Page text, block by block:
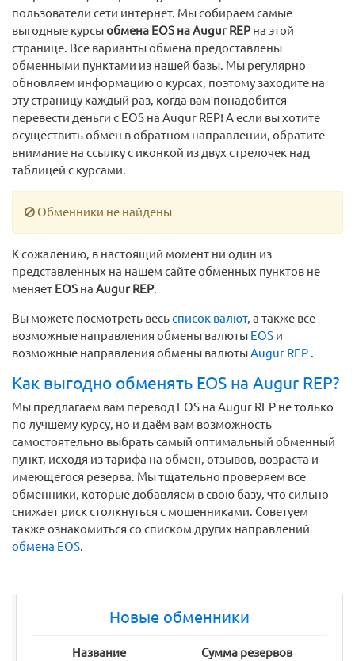
пользователи сети интернет. Мы собираем самые
выгодные курсыобмена EOS на Augur REPна этой
странице. Все варианты обмена предоставлены
обменными пунктами из нашей базы. Мы регулярно
обновляем информацию о курсах, поэтому заходите на
эту страницу каждый раз, когда вам понадобится
перевести деньги с EOS на Augur REP! А если вы хотите
осуществить обмен в обратном направлении, обратите
внимание на ссылку с иконкой из двух стрелочек над
таблицей с курсами.
Обменники не найдены
К сожалению, в настоящий момент ни один из
представленных на нашем сайте обменных пунктов не
меняет EOS на Augur REP.
Вы можете посмотреть весьсписок валют, а также все
возможные направления обмены валюты EOS и
возможные направления обмены валютыAugur REP .
Как выгодно обменять EOS на Augur REP?
Мы предлагаем вам перевод EOS на Augur REP не только
по лучшему курсу, но и даём вам возможность
самостоятельно выбрать самый оптимальный обменный
пункт, исходя из тарифа на обмен, отзывов, возраста и
имеющегося резерва. Мы тщательно проверяем все
обменники, которые добавляем в свою базу, что сильно
снижает риск столкнуться с мошенниками. Советуем
также ознакомиться со списком других направлений
обмена EOS.
Новые обменники
Название Сумма резервов